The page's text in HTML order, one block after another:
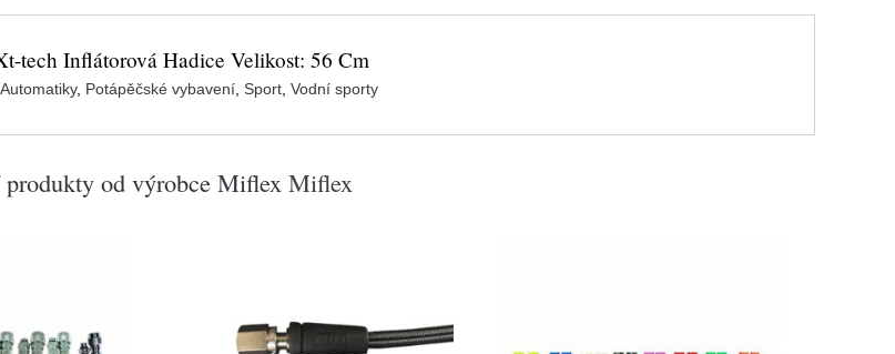
tech Inflátorová Hadice Velikost: 56 Cm
Automatiky, Potápěčské vybavení, Sport, Vodní sporty
od výrobce Miflex Miflex